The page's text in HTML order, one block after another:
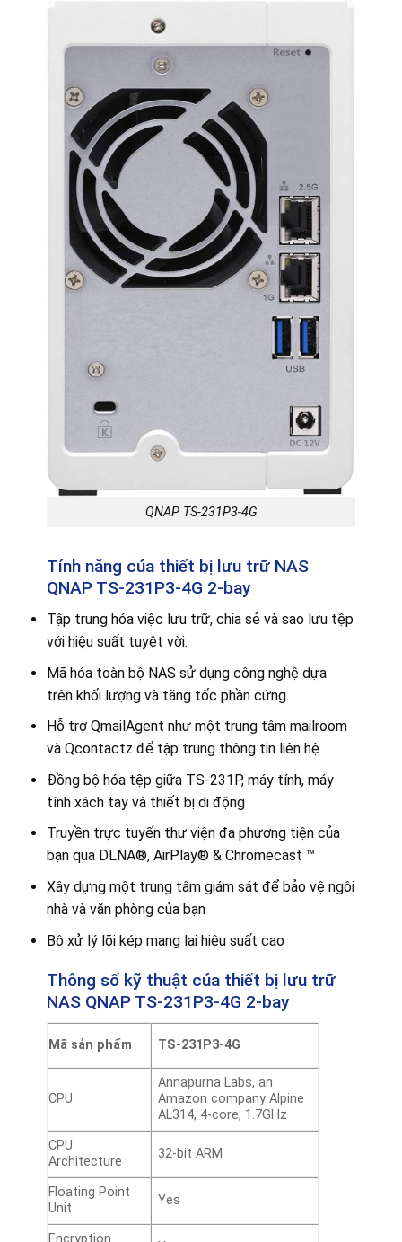
QNAP TS-231P3-4G
Tính năng của thiết bị lưu trữ NAS
QNAP TS-231P3-4G 2-bay
Tập trung hóa việc lưu trữ, chia sẻ và sao lưu tệp
với hiệu suất tuyệt vời.
Mã hóa toàn bộ NAS sử dụng công nghệ dựa
trên khối lượng và tăng tốc phần cứng.
Hỗ trợ QmailAgent như một trung tâm mailroom
và Qcontactz để tập trung thông tin liên hệ
Đồng bộ hóa tệp giữa TS-231P, máy tính, máy
tính xách tay và thiết bị di động
Truyền trực tuyến thư viện đa phương tiện của
bạn qua DLNA®, AirPlay® & Chromecast ™
Xây dựng một trung tâm giám sát để bảo vệ ngôi
nhà và văn phòng của bạn
Bộ xử lý lõi kép mang lại hiệu suất cao
Thông số kỹ thuật của thiết bị lưu trữ
NAS QNAP TS-231P3-4G 2-bay
Mã sản phẩm TS-231P3-4G
CPU
Annapurna Labs, an
Amazon company Alpine
AL314, 4-core, 1.7GHz
CPU
Architecture
32-bit ARM
Floating Point
Unit
Yes
Encryption